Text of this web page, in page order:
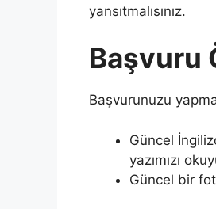
yansıtmalısınız.
Başvuru
Başvurunuzu
Güncel
yazımızı
Güncel bir